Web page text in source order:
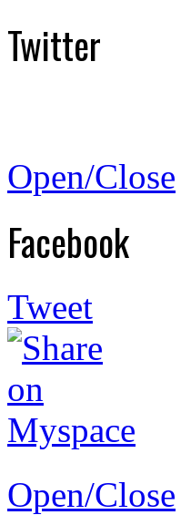
Twitter
Open/Close
Facebook
Tweet
Open/Close